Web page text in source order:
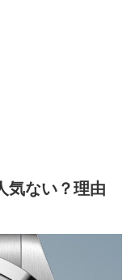
気ない？理由